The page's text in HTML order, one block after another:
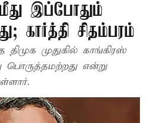
இப்போதும்
கார்த்தி சிதம்பரம்
முதுகில் காங்கிரஸ்
பொருத்தமற்றது என்று